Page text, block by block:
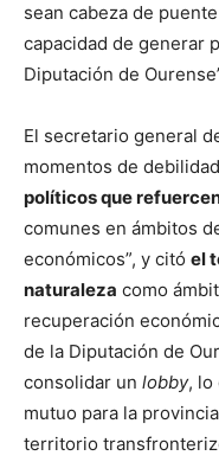
sean cabeza de
capacidad de generar
Diputación de
El secretario general
momentos de
políticos que
comunes en ámbitos
económicos”, y citó el
naturaleza como
recuperación
de la Diputación de
consolidar un lobby, lo
mutuo para la
territorio